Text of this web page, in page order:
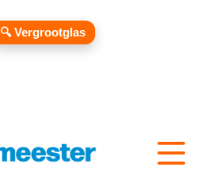
🔍 Vergrootglas